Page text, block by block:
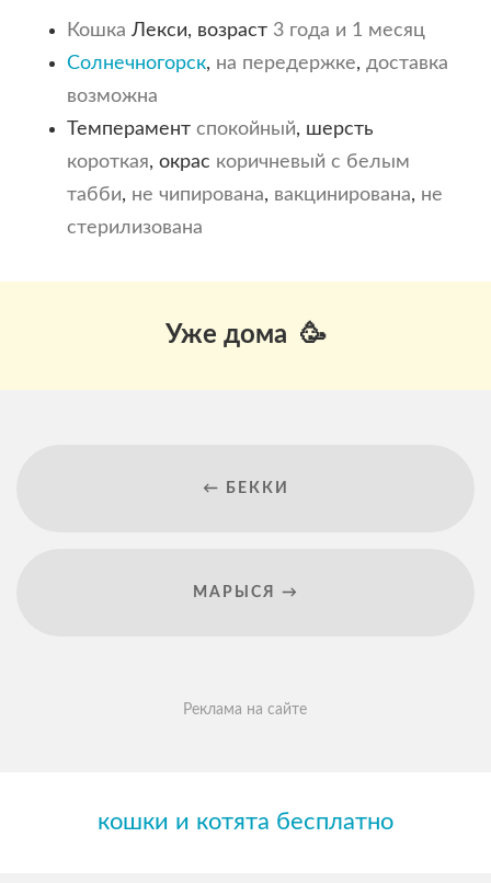
Кошка Лекси, возраст 3 года и 1 месяц
Солнечногорск, на передержке, доставка
возможна
Темперамент спокойный, шерсть
короткая, окрас коричневый с белым
табби, не чипирована, вакцинирована, не
стерилизована
Уже дома 🥳
← БЕККИ
МАРЫСЯ →
Реклама на сайте
кошки и котята бесплатно